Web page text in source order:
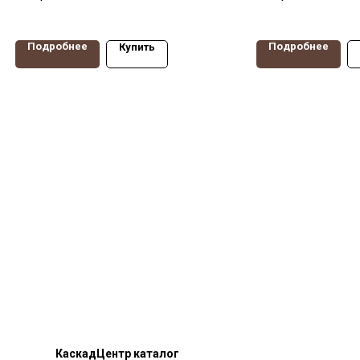
тормозом
Подробнее Купить Подробнее
КаскадЦентр каталог